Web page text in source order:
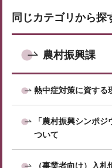
同じカテゴリから探
農村振興課
熱中症対策に資する
「農村振興シンポ
ついて
（事業者向け）入札